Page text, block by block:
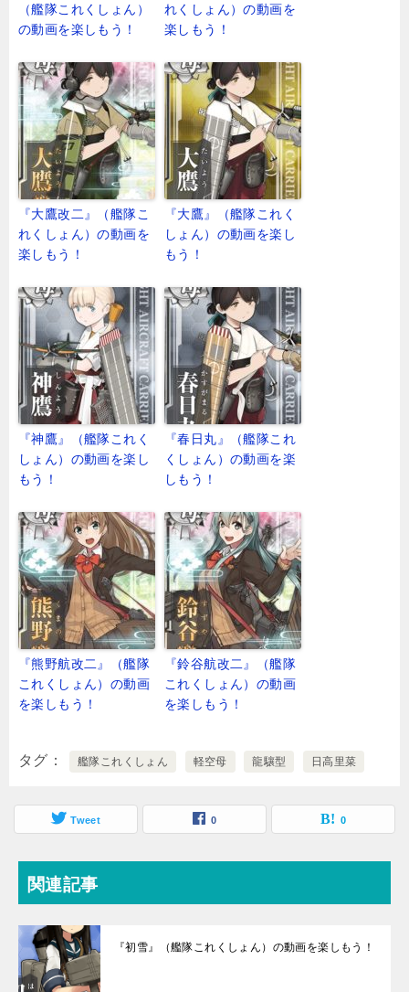
（艦隊これくしょん）
の動画を楽しもう！
れくしょん）の動画を
楽しもう！
『大鷹改二』（艦隊こ
れくしょん）の動画を
楽しもう！
『大鷹』（艦隊これく
しょん）の動画を楽し
もう！
『神鷹』（艦隊これく
しょん）の動画を楽し
もう！
『春日丸』（艦隊これ
くしょん）の動画を楽
しもう！
『熊野航改二』（艦隊
これくしょん）の動画
を楽しもう！
『鈴谷航改二』（艦隊
これくしょん）の動画
を楽しもう！
タグ 艦隊これくしょん 軽空母 龍驤型 日高里菜
Tweet 0 0
関連記事
『初雪』（艦隊これくしょん）の動画を楽しもう！